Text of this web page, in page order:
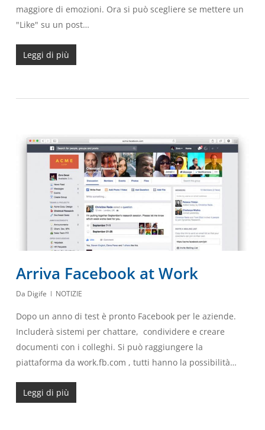
maggiore di emozioni. Ora si può scegliere se mettere un
"Like" su un post…
Leggi di più
Arriva Facebook at Work
Da Digife NOTIZIE
Dopo un anno di test è pronto Facebook per le aziende.
Includerà sistemi per chattare, condividere e creare
documenti con i colleghi. Si può raggiungere la
piattaforma da work.fb.com , tutti hanno la possibilità…
Leggi di più